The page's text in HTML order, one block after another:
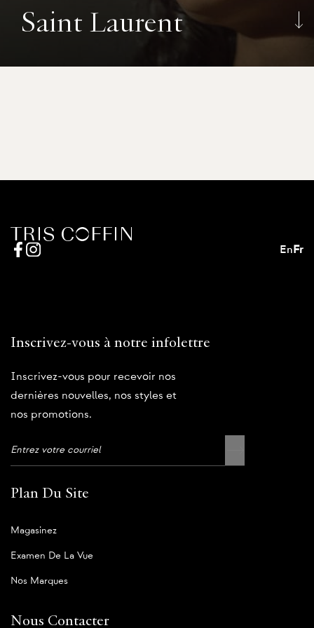
Saint Laurent
En Fr
Inscrivez-vous à notre infolettre
Inscrivez-vous pour recevoir nos
dernières nouvelles, nos styles et
nos promotions.
Plan Du Site
Magasinez
Examen De La Vue
Nos Marques
Nous Contacter